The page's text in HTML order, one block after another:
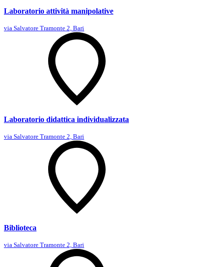
Laboratorio attività manipolative
via Salvatore Tramonte 2, Bari
Laboratorio didattica individualizzata
via Salvatore Tramonte 2, Bari
Biblioteca
via Salvatore Tramonte 2, Bari